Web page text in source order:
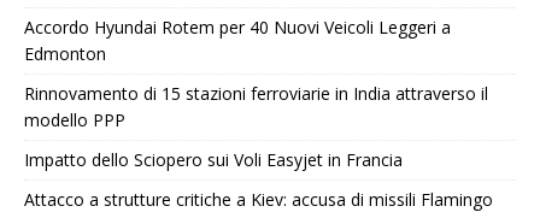
Accordo Hyundai Rotem per 40 Nuovi Veicoli Leggeri a
Edmonton
Rinnovamento di 15 stazioni ferroviarie in India attraverso il
modello PPP
Impatto dello Sciopero sui Voli Easyjet in Francia
Attacco a strutture critiche a Kiev: accusa di missili Flamingo